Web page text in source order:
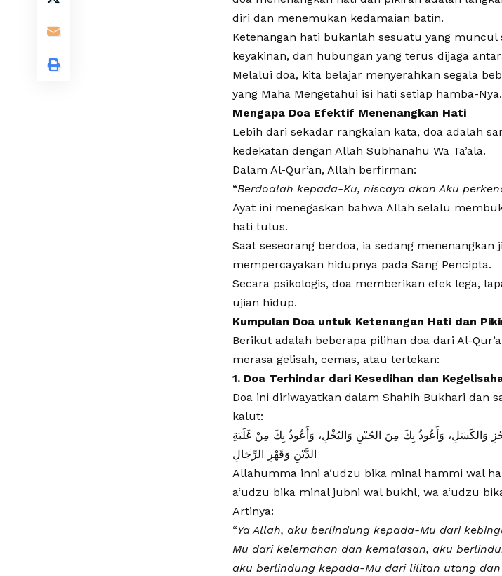
diri dan menemukan kedamaian batin.
Ketenangan hati bukanlah sesuatu yang
keyakinan, dan hubungan yang terus dijaga
Melalui doa, kita belajar menyerahkan segala
yang Maha Mengetahui isi hati setiap hamba-Nya.
Mengapa Doa Efektif Menenangkan Hati
​Lebih dari sekadar rangkaian kata, doa adalah
kedekatan dengan Allah Subhanahu Wa Ta’ala.
Dalam Al-Qur’an, Allah berfirman:
​“Berdoalah kepada-Ku, niscaya akan Aku
​Ayat ini menegaskan bahwa Allah selalu
hati tulus.
Saat seseorang berdoa, ia sedang
mempercayakan hidupnya pada Sang Pencipta.
Secara psikologis, doa memberikan efek lega,
ujian hidup.
Kumpulan Doa untuk Ketenangan Hati dan
​Berikut adalah beberapa pilihan doa dari Al-
merasa gelisah, cemas, atau tertekan:
1. Doa Terhindar dari Kesedihan dan
​Doa ini diriwayatkan dalam Shahih Bukhari dan
kalut:
وَالكَسَلِ، وَأَعُوذُ بِكَ مِنَ الجُبْنِ وَالبُخْلِ، وَأَعُوذُ بِكَ مِنْ غَلَبَةِ
الدَّيْنِ وَقَهْرِ الرِّجَالِ
​Allahumma inni a‘udzu bika minal hammi wal
a‘udzu bika minal jubni wal bukhl, wa a‘udzu
​Artinya:
“Ya Allah, aku berlindung kepada-Mu dari
Mu dari kelemahan dan kemalasan, aku
aku berlindung kepada-Mu dari lilitan utang